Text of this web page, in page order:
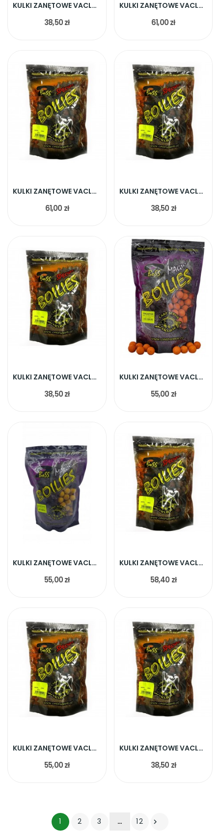
KULKI ZANĘTOWE VACLAVIK BOSS2 KAŁAMARNIC 20MM 1KG
38,50 zł
KULKI ZANĘTOWE VACLAVIK BOSS2 NATURALNA WĄTRO 20MM
61,00 zł
KULKI ZANĘTOWE VACLAVIK BOSS2 PADLINA 20MM 1KG
61,00 zł
KULKI ZANĘTOWE VACLAVIK BOSS2 RYBA BANAN 20MM 1KG
38,50 zł
KULKI ZANĘTOWE VACLAVIK BOSS2 SCOPEX ANANAS 20MM
38,50 zł
KULKI ZANĘTOWE VACLAVIK BOSS2 PIKANTER 20MM 1KG
55,00 zł
KULKI ZANĘTOWE VACLAVIK BOSS2 SŁONECZNIK 20MM 1KG
55,00 zł
KULKI ZANĘTOWE VACLAVIK BOSS2 VIKTOR X 20MM 1KG
58,40 zł
KULKI ZANĘTOWE VACLAVIK BOSS2 TRUSKAWKA 20MM 1KG
55,00 zł
KULKI ZANĘTOWE VACLAVIK BOSS2 WIŚNIA SUPER CRAB 20
38,50 zł
1 2 3 … 12 